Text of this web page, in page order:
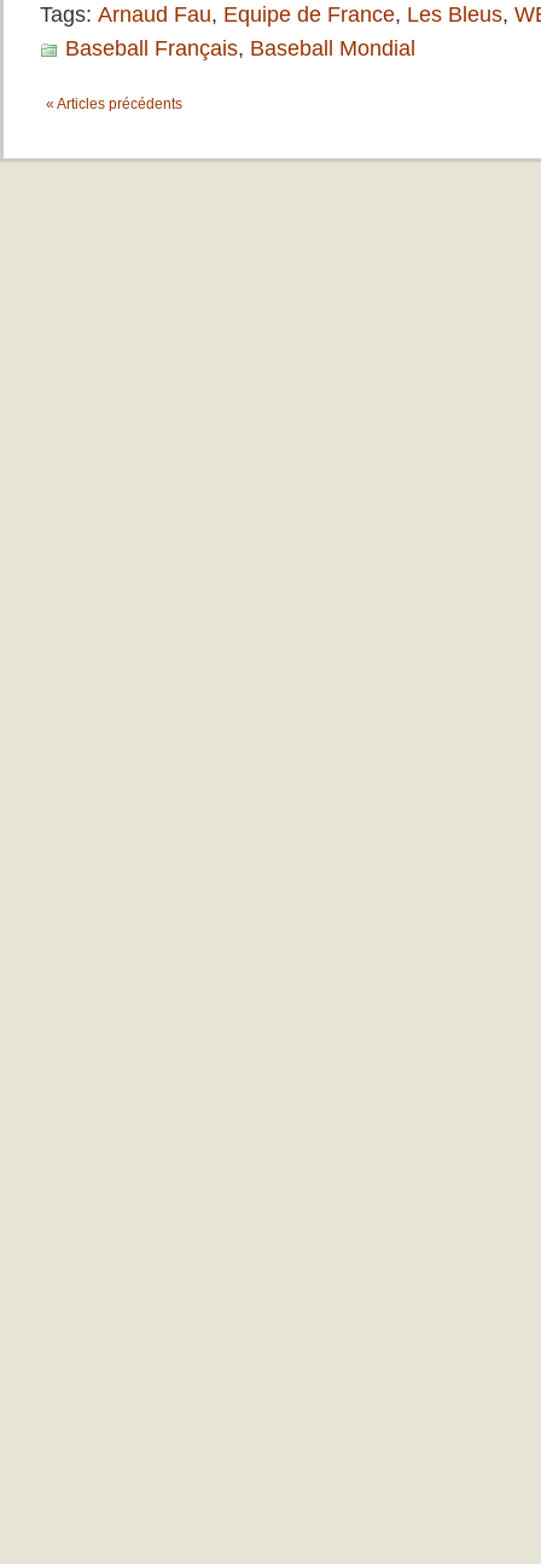
Tags: Arnaud Fau, Equipe de France, Les Bleus,
Baseball Français, Baseball Mondial
« Articles précédents